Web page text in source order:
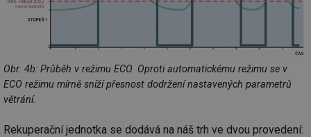
Obr. 4b: Průběh v režimu ECO. Oproti automatickému režimu se v
ECO režimu mírně sníží přesnost dodržení nastavených parametrů
větrání.
Rekuperační jednotka se dodává na náš trh ve dvou provedení: